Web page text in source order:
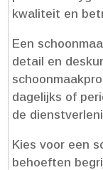
kwaliteit en
Een
detail en
dagelijks of
de
Kies voor een
behoeften